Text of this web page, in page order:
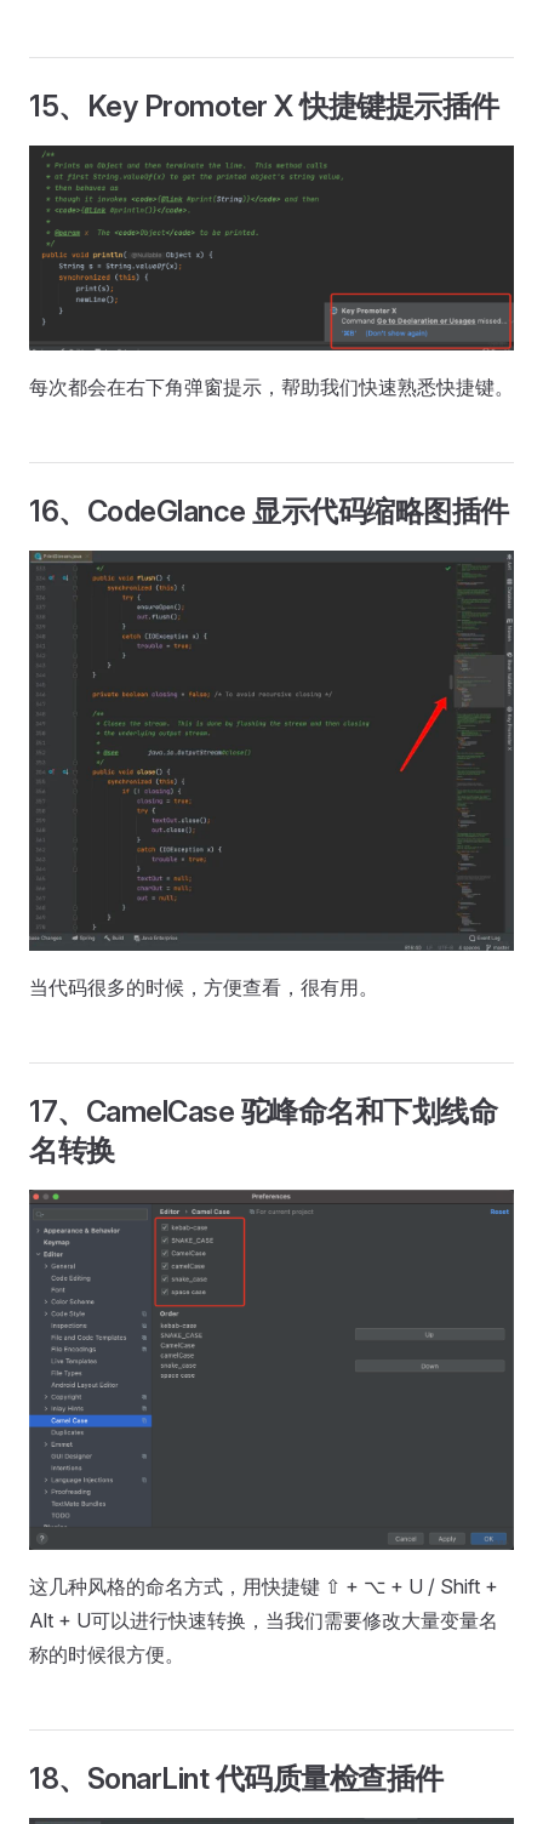
15、Key Promoter X 快捷键提示插件
每次都会在右下角弹窗提示，帮助我们快速熟悉快捷键。
16、CodeGlance 显示代码缩略图插件
当代码很多的时候，方便查看，很有用。
17、CamelCase 驼峰命名和下划线命
名转换
这几种风格的命名方式，用快捷键 ⇧ + ⌥ + U / Shift +
Alt + U可以进行快速转换，当我们需要修改大量变量名
称的时候很方便。
18、SonarLint 代码质量检查插件